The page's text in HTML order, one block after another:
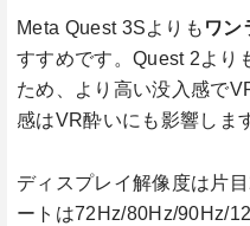
Meta Quest 3Sよりも ワン
すすめです。Quest 2より
ため、より高い没入感で
感はVR酔いにも影響しま
ディスプレイ解像度は片
ートは72Hz/80Hz/90Hz/